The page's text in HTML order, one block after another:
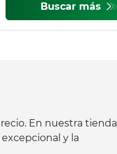
Buscar más
En nuestra tienda
y la